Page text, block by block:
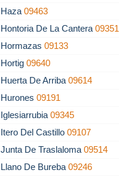
Haza09463
Hontoria De La Cantera09351
Hormazas09133
Hortig09640
Huerta De Arriba09614
Hurones09191
Iglesiarrubia09345
Itero Del Castillo09107
Junta De Traslaloma09514
Llano De Bureba09246